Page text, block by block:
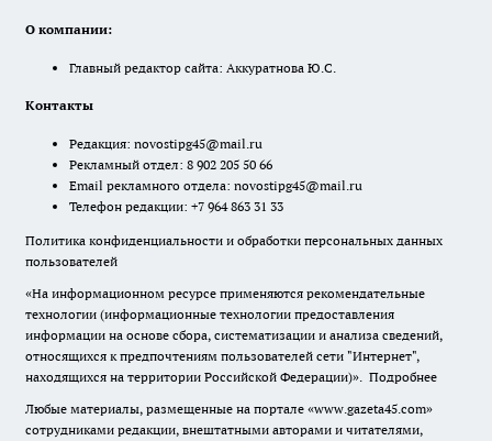
О компании:
Главный редактор сайта: Аккуратнова Ю.С.
Контакты
Редакция: novostipg45@mail.ru
Рекламный отдел: 8 902 205 50 66
Email рекламного отдела: novostipg45@mail.ru
Телефон редакции: +7 964 863 31 33
Политика конфиденциальности и обработки персональных данных
пользователей
«На информационном ресурсе применяются рекомендательные
технологии (информационные технологии предоставления
информации на основе сбора, систематизации и анализа сведений,
относящихся к предпочтениям пользователей сети "Интернет",
находящихся на территории Российской Федерации)». Подробнее
Любые материалы, размещенные на портале «www.gazeta45.com»
сотрудниками редакции, внештатными авторами и читателями,